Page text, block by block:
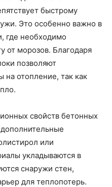
быстрому
Это особенно важно в
где необходимо
от морозов. Благодаря
позволяют
на отопление, так как
свойств бетонных
или
укладываются в
снаружи стен,
для теплопотерь.